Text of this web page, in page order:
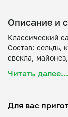
Описание и
Классический
Состав: сельдь,
Читать далее...
Для вас